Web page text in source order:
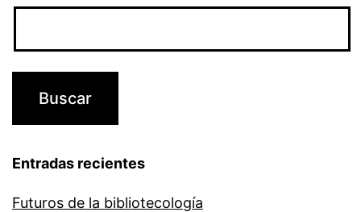
Entradas recientes
Futuros de la bibliotecología